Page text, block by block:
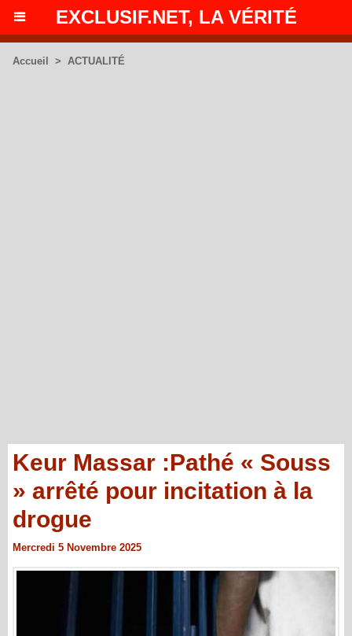
EXCLUSIF.NET, LA VÉRITÉ
Accueil > ACTUALITÉ
Keur Massar :Pathé « Souss
» arrêté pour incitation à la
drogue
Mercredi 5 Novembre 2025